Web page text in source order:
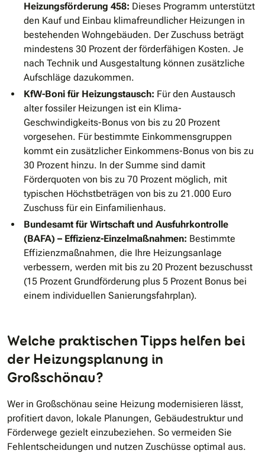
Heizungsförderung 458: Dieses Programm unterstützt
den Kauf und Einbau klimafreundlicher Heizungen in
bestehenden Wohngebäuden. Der Zuschuss beträgt
mindestens 30 Prozent der förderfähigen Kosten. Je
nach Technik und Ausgestaltung können zusätzliche
Aufschläge dazukommen.
KfW-Boni für Heizungstausch: Für den Austausch
alter fossiler Heizungen ist ein Klima-
Geschwindigkeits-Bonus von bis zu 20 Prozent
vorgesehen. Für bestimmte Einkommensgruppen
kommt ein zusätzlicher Einkommens-Bonus von bis zu
30 Prozent hinzu. In der Summe sind damit
Förderquoten von bis zu 70 Prozent möglich, mit
typischen Höchstbeträgen von bis zu 21.000 Euro
Zuschuss für ein Einfamilienhaus.
Bundesamt für Wirtschaft und Ausfuhrkontrolle
(BAFA) – Effizienz-Einzelmaßnahmen: Bestimmte
Effizienzmaßnahmen, die Ihre Heizungsanlage
verbessern, werden mit bis zu 20 Prozent bezuschusst
(15 Prozent Grundförderung plus 5 Prozent Bonus bei
einem individuellen Sanierungsfahrplan).
Welche praktischen Tipps helfen bei
der Heizungsplanung in
Großschönau?
Wer in Großschönau seine Heizung modernisieren lässt,
profitiert davon, lokale Planungen, Gebäudestruktur und
Förderwege gezielt einzubeziehen. So vermeiden Sie
Fehlentscheidungen und nutzen Zuschüsse optimal aus.